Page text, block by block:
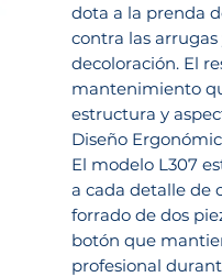
dota a la prenda
contra las
decoloración. El
mantenimiento
estructura y
Diseño
El modelo L307
a cada detalle de
forrado de dos
botón que
profesional